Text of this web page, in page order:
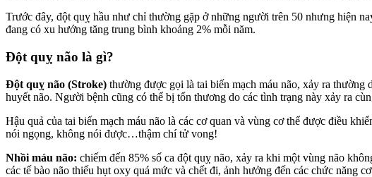
Trước đây, đột quỵ hầu như chỉ thường gặp ở những người trên 50 nhưng hiện
đang có xu hướng tăng trung bình khoảng 2% mỗi năm.
Đột quỵ não là gì?
Đột quỵ não (Stroke) thường được gọi là tai biến mạch máu não, xảy ra
huyết não. Người bệnh cũng có thể bị tổn thương do các tình trạng này xảy ra
Hậu quả của tai biến mạch máu não là các cơ quan và vùng cơ thể được điều
nói ngọng, không nói được…thậm chí tử vong!
Nhồi máu não: chiếm đến 85% số ca đột quỵ não, xảy ra khi một vùng não
các tế bào não thiếu hụt oxy quá mức và chết đi, ảnh hưởng đến các chức năng